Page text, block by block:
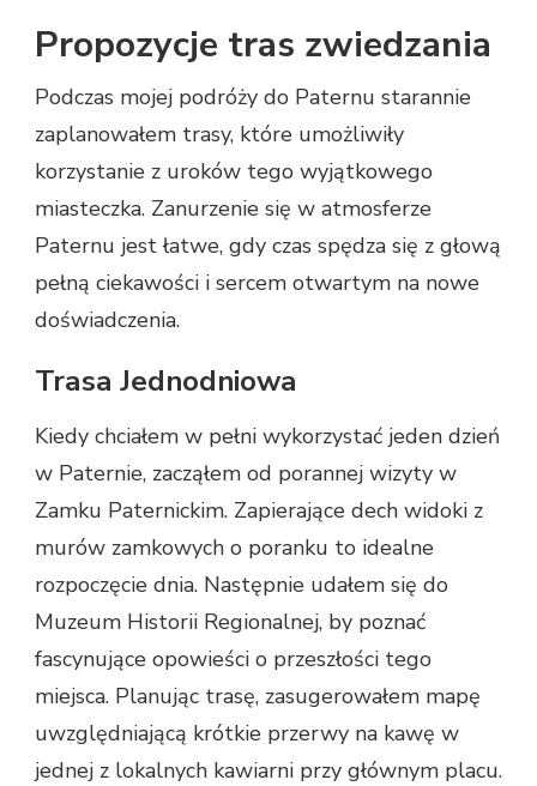
Propozycje tras zwiedzania
Podczas mojej podróży do Paternu starannie
zaplanowałem trasy, które umożliwiły
korzystanie z uroków tego wyjątkowego
miasteczka. Zanurzenie się w atmosferze
Paternu jest łatwe, gdy czas spędza się z głową
pełną ciekawości i sercem otwartym na nowe
doświadczenia.
Trasa Jednodniowa
Kiedy chciałem w pełni wykorzystać jeden dzień
w Paternie, zacząłem od porannej wizyty w
Zamku Paternickim. Zapierające dech widoki z
murów zamkowych o poranku to idealne
rozpoczęcie dnia. Następnie udałem się do
Muzeum Historii Regionalnej, by poznać
fascynujące opowieści o przeszłości tego
miejsca. Planując trasę, zasugerowałem mapę
uwzględniającą krótkie przerwy na kawę w
jednej z lokalnych kawiarni przy głównym placu.